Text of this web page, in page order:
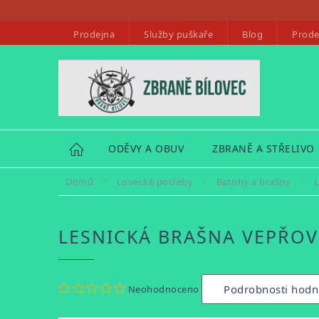
Prodejna Služby puškaře Blog
HOME ODĚVY A OBUV ZBRANĚ A STŘELIVO
Domů / Lovecké potřeby / Batohy a brašny /
LESNICKÁ BRAŠNA
hodnocení
Neohodnoceno Podrobnosti